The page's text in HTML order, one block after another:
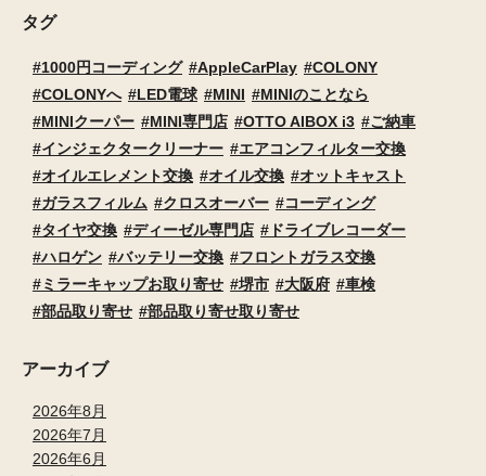
タグ
1000円コーディング AppleCarPlay
COLONY
COLONYへ
LED電球 MINI
MINIのことなら
MINIクーパー
MINI専門店 OTTO AIBOX i3
ご納車
インジェクタークリーナー
エアコンフィルター交換
オイルエレメント交換
オイル交換
オットキャスト
ガラスフィルム
クロスオーバー
コーディング
タイヤ交換
ディーゼル専門店
ドライブレコーダー
ハロゲン
バッテリー交換
フロントガラス交換
ミラーキャップお取り寄せ
堺市 大阪府
車検
部品取り寄せ
部品取り寄せ取り寄せ
アーカイブ
2026年8月
2026年7月
2026年6月